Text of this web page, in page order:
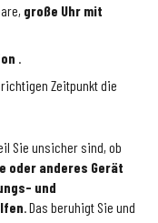
große Uhr mit
Zeitpunkt die
Sie unsicher sind, ob
oder anderes Gerät
und
. Das beruhigt Sie und